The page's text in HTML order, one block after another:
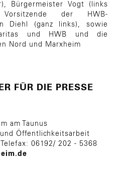
Bürgermeister Vogt (links
der HWB-
Diehl (ganz links), sowie
und HWB und die
Nord und Marxheim
FÜR DIE PRESSE
am Taunus
Öffentlichkeitsarbeit
06192/ 202 - 5368